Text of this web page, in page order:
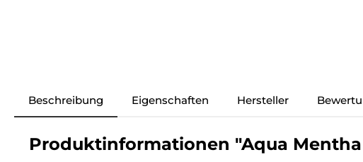
Beschreibung Eigenschaften Hersteller
Produktinformationen "Aqua Mentha